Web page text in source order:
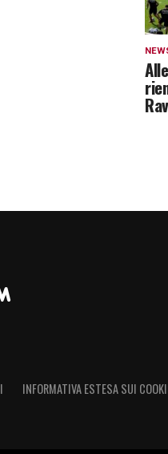
INFORMATIVA ESTESA SUI